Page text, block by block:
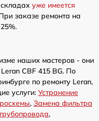
уже имеется
заказе ремонта на
наших мастеров - они
CBF 415 BG. По
по ремонту Leran,
услуги: Устранение
, Замена фильтра
,